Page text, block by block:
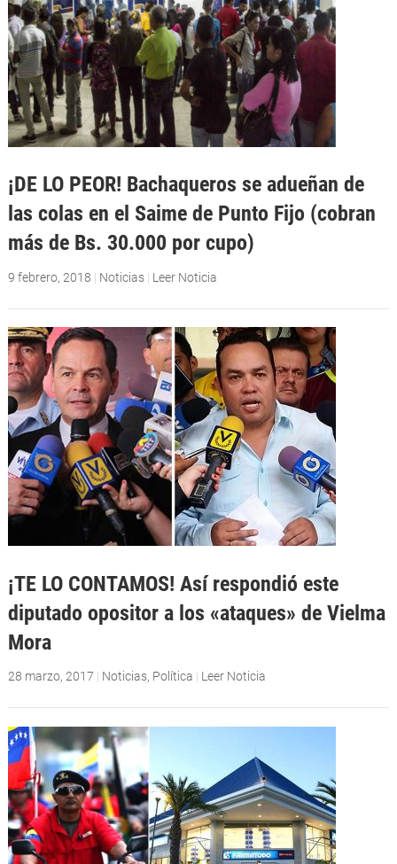
¡DE LO PEOR! Bachaqueros se adueñan de
las colas en el Saime de Punto Fijo (cobran
más de Bs. 30.000 por cupo)
9 febrero, 2018 | Noticias | Leer Noticia
¡TE LO CONTAMOS! Así respondió este
diputado opositor a los «ataques» de Vielma
Mora
28 marzo, 2017 | Noticias, Política | Leer Noticia